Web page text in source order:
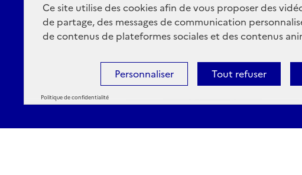
Ce site utilise des cookies afin de vous proposer des
de partage, des messages de communication
de contenus de plateformes sociales et des contenus
Tout refuser
Personnaliser
Politique de confidentialité